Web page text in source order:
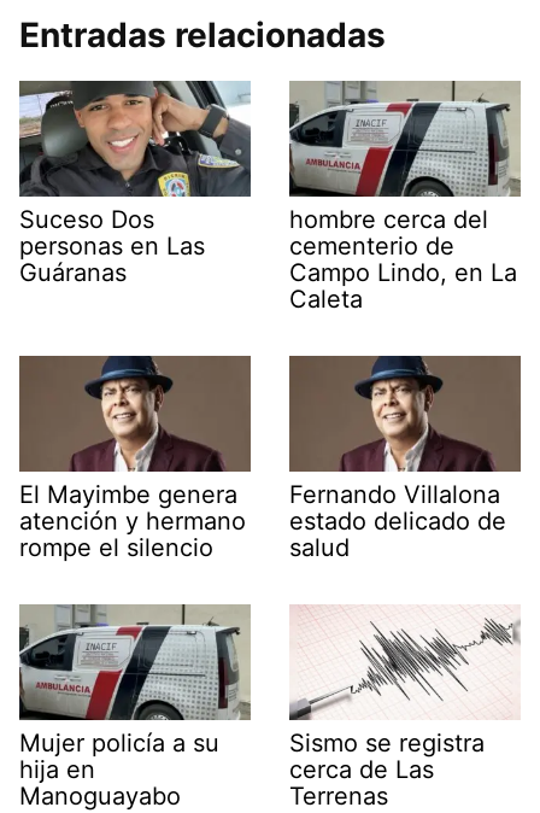
Entradas relacionadas
Suceso Dos
personas en Las
Guáranas
hombre cerca del
cementerio de
Campo Lindo, en La
Caleta
El Mayimbe genera
atención y hermano
rompe el silencio
Fernando Villalona
estado delicado de
salud
Mujer policía a su
hija en
Manoguayabo
Sismo se registra
cerca de Las
Terrenas